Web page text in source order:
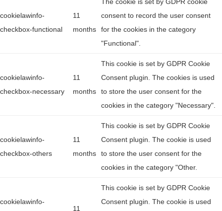
cookielawinfo-
checkbox-functional
11
months
consent to record the user consent
for the cookies in the category
"Functional".
cookielawinfo-
checkbox-necessary
11
months
This cookie is set by GDPR Cookie
Consent plugin. The cookies is used
to store the user consent for the
cookies in the category "Necessary".
cookielawinfo-
checkbox-others
11
months
This cookie is set by GDPR Cookie
Consent plugin. The cookie is used
to store the user consent for the
cookies in the category "Other.
cookielawinfo-
11
This cookie is set by GDPR Cookie
Consent plugin. The cookie is used